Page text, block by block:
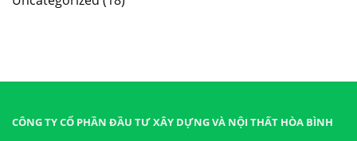
CÔNG TY CỔ PHẦN ĐẦU TƯ XÂY DỰNG VÀ NỘI THẤT HÒA BÌNH